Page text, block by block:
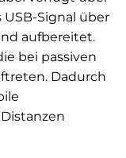
Signal über
aufbereitet.
bei passiven
Dadurch